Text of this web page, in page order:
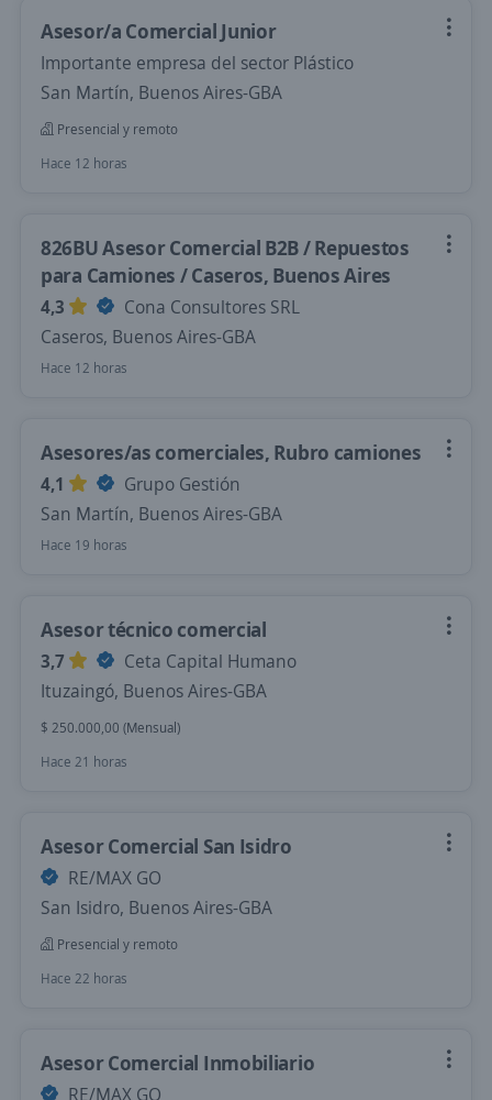
Asesor/a Comercial Junior
Importante empresa del sector Plástico
San Martín, Buenos Aires-GBA
Presencial y remoto
Hace 12 horas
826BU Asesor Comercial B2B / Repuestos
para Camiones / Caseros, Buenos Aires
4,3
Cona Consultores SRL
Caseros, Buenos Aires-GBA
Hace 12 horas
Asesores/as comerciales, Rubro camiones
4,1
Grupo Gestión
San Martín, Buenos Aires-GBA
Hace 19 horas
Asesor técnico comercial
3,7
Ceta Capital Humano
Ituzaingó, Buenos Aires-GBA
$ 250.000,00 (Mensual)
Hace 21 horas
Asesor Comercial San Isidro
RE/MAX GO
San Isidro, Buenos Aires-GBA
Presencial y remoto
Hace 22 horas
Asesor Comercial Inmobiliario
RE/MAX GO